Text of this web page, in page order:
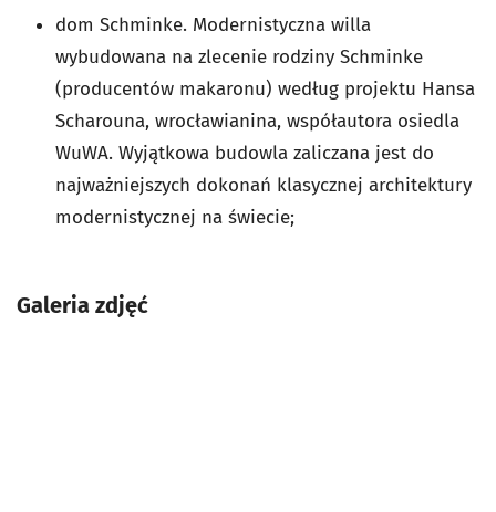
dom Schminke. Modernistyczna willa
wybudowana na zlecenie rodziny Schminke
(producentów makaronu) według projektu Hansa
Scharouna, wrocławianina, współautora osiedla
WuWA. Wyjątkowa budowla zaliczana jest do
najważniejszych dokonań klasycznej architektury
modernistycznej na świecie;
Galeria zdjęć